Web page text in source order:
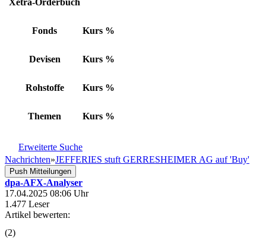
Xetra-Orderbuch
Fonds Kurs %
Devisen Kurs %
Rohstoffe Kurs %
Themen Kurs %
Erweiterte Suche
Nachrichten»JEFFERIES stuft GERRESHEIMER AG auf 'Buy'
Push Mitteilungen
dpa-AFX-Analyser
17.04.2025 08:06 Uhr
1.477 Leser
Artikel bewerten:
(2)